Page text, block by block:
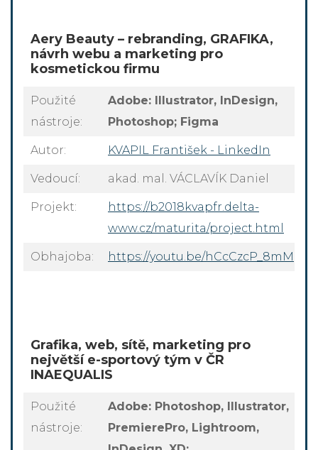
Aery Beauty – rebranding, GRAFIKA,
návrh webu a marketing pro
kosmetickou firmu
Použité
nástroje:
Adobe: Illustrator, InDesign,
Photoshop; Figma
Autor: KVAPIL František - LinkedIn
Vedoucí: akad. mal. VÁCLAVÍK Daniel
Projekt:
https://b2018kvapfr.delta-
www.cz/maturita/project.html
Obhajoba: https://youtu.be/hCcCzcP_8mM
Grafika, web, sítě, marketing pro
největší e-sportový tým v ČR
INAEQUALIS
Použité
nástroje:
Adobe: Photoshop, Illustrator,
PremierePro, Lightroom,